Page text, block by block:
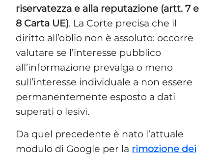
riservatezza e alla reputazione (artt. 7 e
8 Carta UE). La Corte precisa che il
diritto all’oblio non è assoluto: occorre
valutare se l’interesse pubblico
all’informazione prevalga o meno
sull’interesse individuale a non essere
permanentemente esposto a dati
superati o lesivi.
Da quel precedente è nato l’attuale
modulo di Google per la rimozione dei